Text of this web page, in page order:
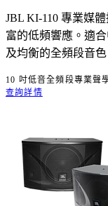
JBL KI-110 專業媒
富的低頻響應。適
及均衡的全頻段音色
10 吋低音全頻段專業聲
查詢詳情